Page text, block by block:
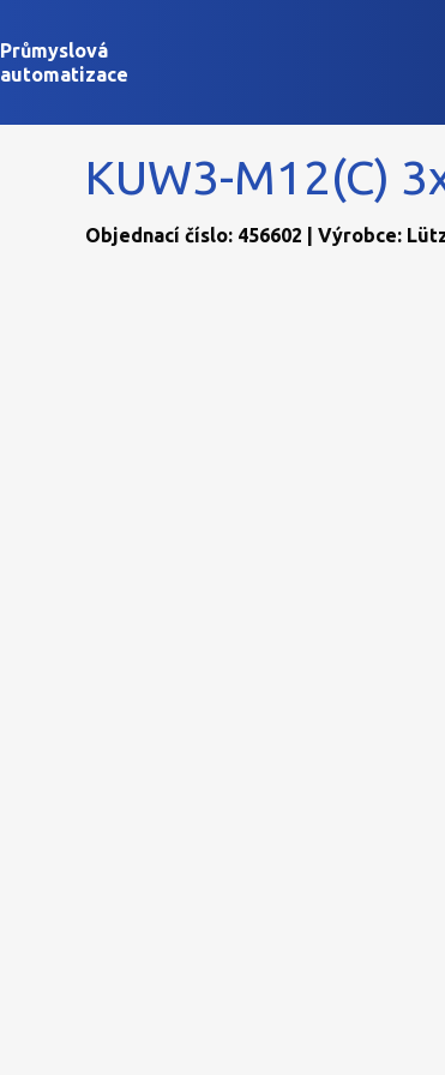
Průmyslová
automatizace
KUW3-M12(C)
Objednací číslo: 456602 | Výrobce: